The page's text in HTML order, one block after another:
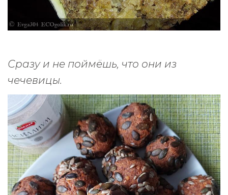
Сразу и не поймёшь, что они из
чечевицы.